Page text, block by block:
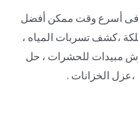
فى أسرع وقت ممكن أفضل
،كشف تسربات المياه ،
مبيدات للحشرات ، حل
،عزل الخزانات .